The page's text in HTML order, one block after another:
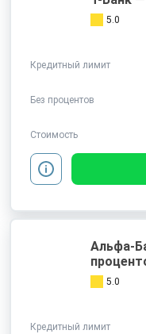
5.0
Кредитный лимит
Без процентов
Стоимость
Альфа-
5.0
Кредитный лимит